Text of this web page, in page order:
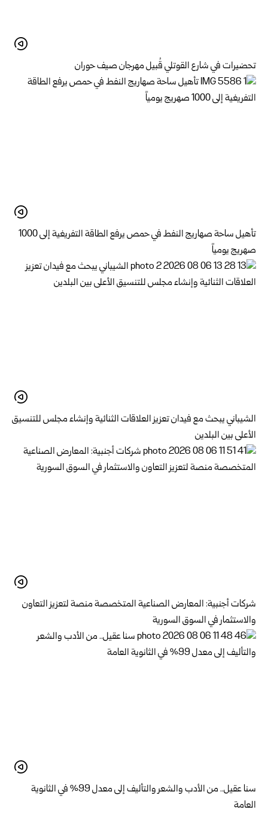
تحضيرات في شارع القوتلي قُبيل مهرجان صيف حوران
تأهيل ساحة صهاريج النفط في حمص يرفع الطاقة التفريغية إلى 1000
صهريج يومياً
الشيباني يبحث مع فيدان تعزيز العلاقات الثنائية وإنشاء مجلس للتنسيق
الأعلى بين البلدين
شركات أجنبية: المعارض الصناعية المتخصصة منصة لتعزيز التعاون
والاستثمار في السوق السورية
سنا عقيل.. من الأدب والشعر والتأليف إلى معدل 99% في الثانوية
العامة